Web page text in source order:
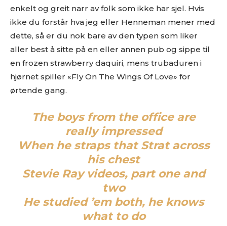
Passer din musikk inn blant platene vi skriver
om? Dust of Daylight er på mange måter en nisjeblogg, så
enkelt og greit narr av folk som ikke har sjel. Hvis
ikke du forstår hva jeg eller Henneman mener med
dette, så er du nok bare av den typen som liker
aller best å sitte på en eller annen pub og sippe til
en frozen strawberry daquiri, mens trubaduren i
hjørnet spiller «Fly On The Wings Of Love» for
ørtende gang.
The boys from the office are
really impressed
When he straps that Strat across
his chest
Stevie Ray videos, part one and
two
He studied ’em both, he knows
what to do